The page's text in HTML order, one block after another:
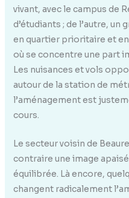
vivant, avec le campus de
d’étudiants ; de l’autre, un
en quartier prioritaire et
où se concentre une part
Les nuisances et vols
autour de la station de
l’aménagement est
cours.
Le secteur voisin de
contraire une image
équilibrée. Là encore,
changent radicalement